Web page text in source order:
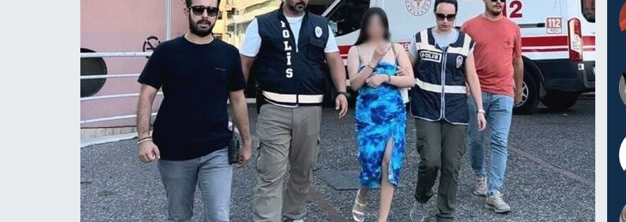
HABERDE İNSAN
KÜLTÜR SANAT
MAGAZİN
POLİTİKA
RESMİ İLANLAR